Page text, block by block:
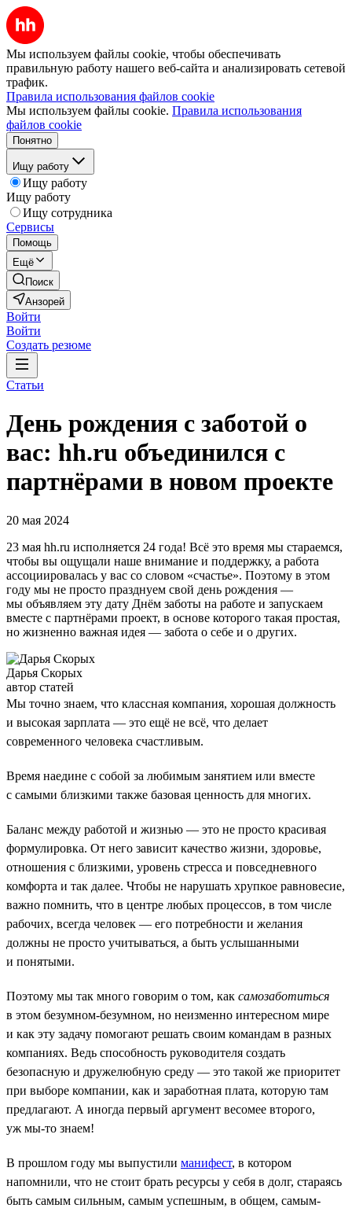
Мы используем файлы cookie, чтобы обеспечивать
правильную работу нашего веб-сайта и анализировать сетевой
трафик.
Правила использования файлов cookie
Мы используем файлы cookie. Правила использования
файлов cookie
Понятно
Ищу работу
Ищу работу
Ищу работу
Ищу сотрудника
Сервисы
Помощь
Ещё
Поиск
Анзорей
Войти
Войти
Создать резюме
Статьи
День рождения с заботой о
вас: hh.ru объединился с
партнёрами в новом проекте
20 мая 2024
23 мая hh.ru исполняется 24 года! Всё это время мы стараемся,
чтобы вы ощущали наше внимание и поддержку, а работа
ассоциировалась у вас со словом «счастье». Поэтому в этом
году мы не просто празднуем свой день рождения —
мы объявляем эту дату Днём заботы на работе и запускаем
вместе с партнёрами проект, в основе которого такая простая,
но жизненно важная идея — забота о себе и о других.
Дарья Скорых
автор статей
Мы точно знаем, что классная компания, хорошая должность
и высокая зарплата — это ещё не всё, что делает
современного человека счастливым.
Время наедине с собой за любимым занятием или вместе
с самыми близкими также базовая ценность для многих.
Баланс между работой и жизнью — это не просто красивая
формулировка. От него зависит качество жизни, здоровье,
отношения с близкими, уровень стресса и повседневного
комфорта и так далее. Чтобы не нарушать хрупкое равновесие,
важно помнить, что в центре любых процессов, в том числе
рабочих, всегда человек — его потребности и желания
должны не просто учитываться, а быть услышанными
и понятыми.
Поэтому мы так много говорим о том, как самозаботиться
в этом безумном-безумном, но неизменно интересном мире
и как эту задачу помогают решать своим командам в разных
компаниях. Ведь способность руководителя создать
безопасную и дружелюбную среду — это такой же приоритет
при выборе компании, как и заработная плата, которую там
предлагают. А иногда первый аргумент весомее второго,
уж мы-то знаем!
В прошлом году мы выпустили манифест, в котором
напомнили, что не стоит брать ресурсы у себя в долг, стараясь
быть самым сильным, самым успешным, в общем, самым-